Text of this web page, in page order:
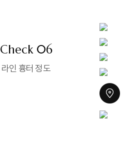
Check 06
라인 흉터 정도